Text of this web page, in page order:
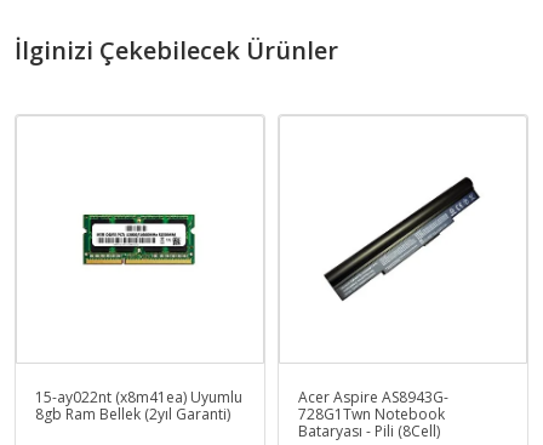
İlginizi Çekebilecek Ürünler
15-ay022nt (x8m41ea) Uyumlu
8gb Ram Bellek (2yıl Garanti)
Acer Aspire AS8943G-
728G1Twn Notebook
Bataryası - Pili (8Cell)